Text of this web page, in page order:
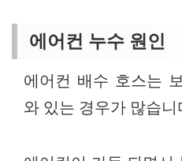
에어컨 누수 원인
에어컨 배수 호스는
와 있는 경우가 많습니